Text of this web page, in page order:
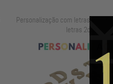
Suporte para Barril Horizontal de 1
45ml